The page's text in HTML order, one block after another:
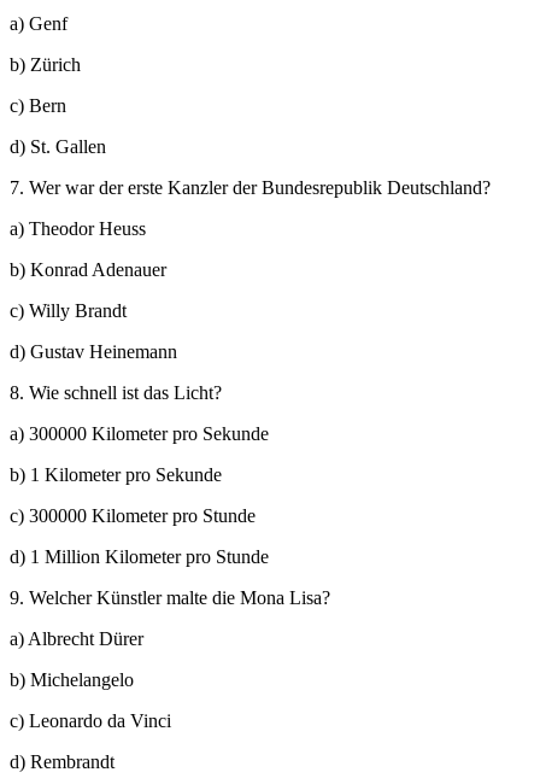
a) Genf
b) Zürich
c) Bern
d) St. Gallen
7. Wer war der erste Kanzler der Bundesrepublik Deutschland?
a) Theodor Heuss
b) Konrad Adenauer
c) Willy Brandt
d) Gustav Heinemann
8. Wie schnell ist das Licht?
a) 300000 Kilometer pro Sekunde
b) 1 Kilometer pro Sekunde
c) 300000 Kilometer pro Stunde
d) 1 Million Kilometer pro Stunde
9. Welcher Künstler malte die Mona Lisa?
a) Albrecht Dürer
b) Michelangelo
c) Leonardo da Vinci
d) Rembrandt